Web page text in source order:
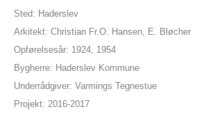
Sted: Haderslev
Arkitekt: Christian Fr.O. Hansen, E. Bløcher
Opførelsesår: 1924, 1954
Bygherre: Haderslev Kommune
Underrådgiver: Varmings Tegnestue
Projekt: 2016-2017